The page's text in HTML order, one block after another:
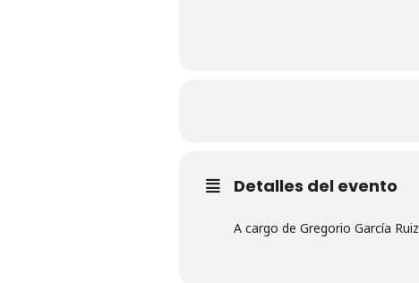
Detalles del evento
A cargo de Gregorio García Ruiz